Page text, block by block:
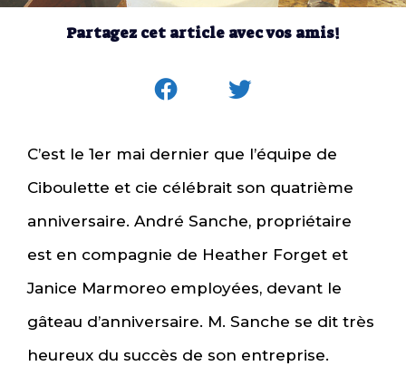
Partagez cet article avec vos amis!
C’est le 1er mai dernier que l’équipe de
Ciboulette et cie célébrait son quatrième
anniversaire. André Sanche, propriétaire
est en compagnie de Heather Forget et
Janice Marmoreo employées, devant le
gâteau d’anniversaire. M. Sanche se dit très
heureux du succès de son entreprise.